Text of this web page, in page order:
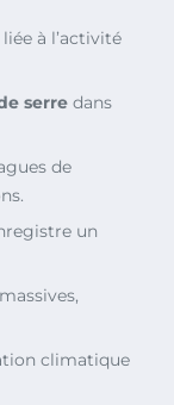
liée à l’activité
serre dans
de
un
climatique